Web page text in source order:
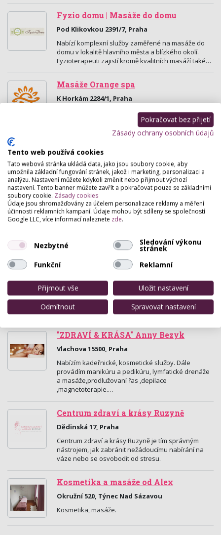
Fyzio domu | Masáže do domu
Pod Klikovkou 2391/7, Praha
Nabízí komplexní služby zaměřené na masáže do
domu v lokalitě hlavního města a blízkého okolí.
Fyzioterapeuti zajistí kromě kvalitních masáží také…
Masáže Orange spa
K Horkám 2284/1, Praha
Nejlepší masážní terapie proti bolesti a stresu.
Masáž celého těla začíná od chodidel a končí
obličejem. Během celé procedury máte pocit, že
Masáže VJ - Salon Lorei
Bratří Venclíků 3, Praha
Rekondiční, sportovní a těhotenské masáže.
"ZDRAVÍ & KRÁSA" Anny Bezyk
Vlachova 15500, Praha
Nabízím kadeřnické, kosmetické služby. Dále
provádím manikúru a pedikúru, lymfatické drenáže
a masáže,prodlužovaní řas ,depilace
,magnetoterapie.…
Centrum zdraví a krásy Ruzyně
Dědinská 17, Praha
Centrum zdraví a krásy Ruzyně je tím správným
nástrojem, jak zabránit nežádoucímu nabírání na
váze nebo se osvobodit od stresu.
Kosmetika a masáže od Alex
Okružní 520, Týnec Nad Sázavou
Kosmetika, masáže.
Pokračovat bez přijetí
Zásady ochrany osobních údajů
Tento web používá cookies
Tato webová stránka ukládá data, jako jsou soubory cookie, aby
umožnila základní fungování stránek, jakož i marketing, personalizaci a
analýzu. Nastavení můžete kdykoli změnit nebo přijmout výchozí
nastavení. Tento banner můžete zavřít a pokračovat pouze se základními
soubory cookie. Zásady cookies
Údaje jsou shromažďovány za účelem personalizace reklamy a měření
účinnosti reklamních kampaní. Údaje mohou být sdíleny se společností
Google LLC, více informací naleznete zde.
Nezbytné Sledování výkonu
stránek
Funkční
Reklamní
Přijmout vše
Uložit nastavení
Odmítnout
Spravovat nastavení